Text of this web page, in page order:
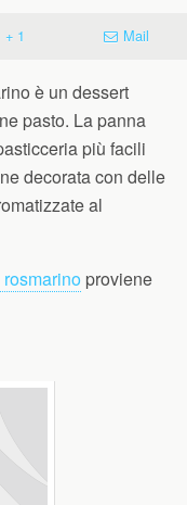
+ 1 Mail
è un dessert
pasto. La panna
più facili
decorata con delle
al
proviene